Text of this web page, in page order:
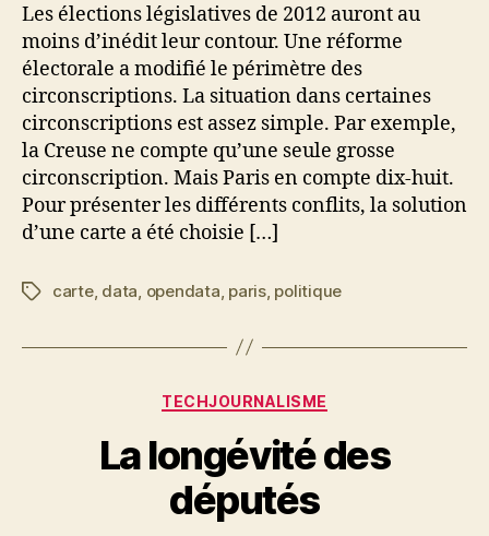
Les élections législatives de 2012 auront au
moins d’inédit leur contour. Une réforme
électorale a modifié le périmètre des
circonscriptions. La situation dans certaines
circonscriptions est assez simple. Par exemple,
la Creuse ne compte qu’une seule grosse
circonscription. Mais Paris en compte dix-huit.
Pour présenter les différents conflits, la solution
d’une carte a été choisie […]
Étiquettes
carte, data, opendata, paris, politique
Catégories
TECHJOURNALISME
La longévité des
députés